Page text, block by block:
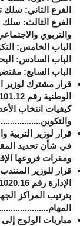
الفرع الثاني:
الفرع الثالث: سلك
والتربوي
الباب الخامس:
الباب السادس:
الباب السابع:
قرار مشترك لوزير
كيفيات انتخاب
في شأن تحديد
ومقرات فروعها
قرار للوزير
بترتيب المراكز
مباريات الولوج إلى